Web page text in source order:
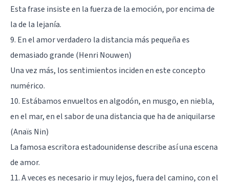
Esta frase insiste en la fuerza de la emoción, por encima de
la de la lejanía.
9. En el amor verdadero la distancia más pequeña es
demasiado grande (Henri Nouwen)
Una vez más, los sentimientos inciden en este concepto
numérico.
10. Estábamos envueltos en algodón, en musgo, en niebla,
en el mar, en el sabor de una distancia que ha de aniquilarse
(Anaïs Nin)
La famosa escritora estadounidense describe así una escena
de amor.
11. A veces es necesario ir muy lejos, fuera del camino, con el